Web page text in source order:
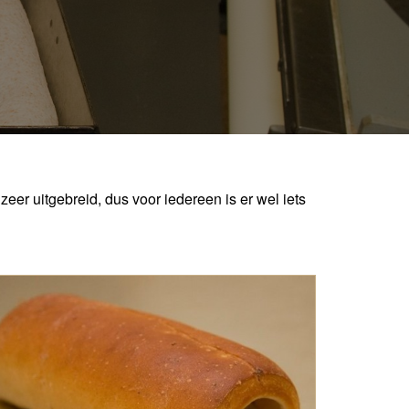
uitgebreid, dus voor iedereen is er wel iets